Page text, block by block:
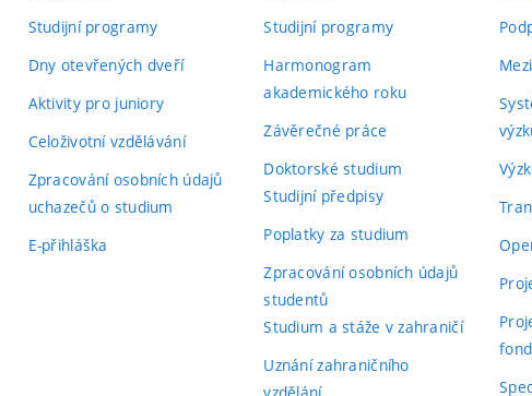
Studijní programy
Dny otevřených dveří
Aktivity pro juniory
Celoživotní vzdělávání
Zpracování osobních údajů
uchazečů o studium
E-přihláška
Studijní programy
Harmonogram
akademického roku
Závěrečné práce
Doktorské studium
Studijní předpisy
Poplatky za studium
Zpracování osobních údajů
studentů
Studium a stáže v zahraničí
Uznání zahraničního